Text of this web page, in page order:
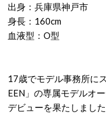
出身：兵庫県神戸市
身長： 160cm
血液型： O型
17歳でモデル事務所に
EEN 」の専属モデルオ
デビューを果たしました